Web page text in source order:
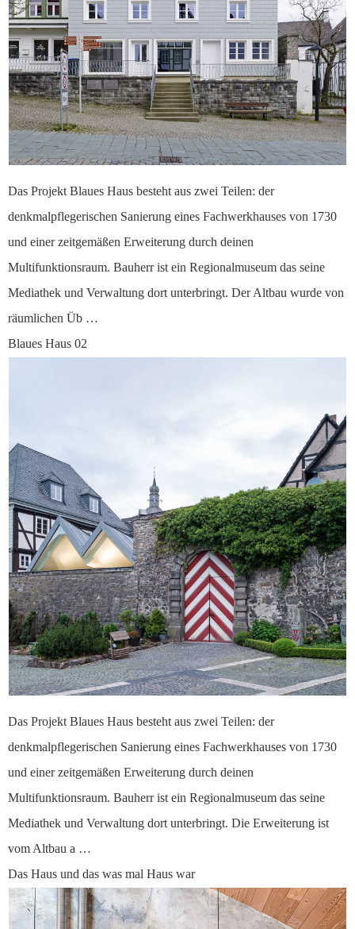
Das Projekt Blaues Haus besteht aus zwei Teilen: der
denkmalpflegerischen Sanierung eines Fachwerkhauses von 1730
und einer zeitgemäßen Erweiterung durch deinen
Multifunktionsraum. Bauherr ist ein Regionalmuseum das seine
Mediathek und Verwaltung dort unterbringt. Der Altbau wurde von
räumlichen Üb …
Blaues Haus 02
Das Projekt Blaues Haus besteht aus zwei Teilen: der
denkmalpflegerischen Sanierung eines Fachwerkhauses von 1730
und einer zeitgemäßen Erweiterung durch deinen
Multifunktionsraum. Bauherr ist ein Regionalmuseum das seine
Mediathek und Verwaltung dort unterbringt. Die Erweiterung ist
vom Altbau a …
Das Haus und das was mal Haus war